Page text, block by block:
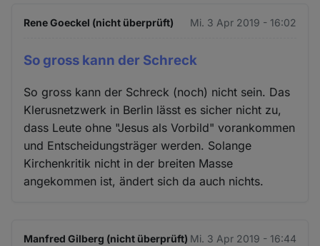
Rene Goeckel (nicht überprüft) Mi. 3 Apr 2019 - 16:02
So gross kann der Schreck
So gross kann der Schreck (noch) nicht sein. Das
Klerusnetzwerk in Berlin lässt es sicher nicht zu,
dass Leute ohne "Jesus als Vorbild" vorankommen
und Entscheidungsträger werden. Solange
Kirchenkritik nicht in der breiten Masse
angekommen ist, ändert sich da auch nichts.
Manfred Gilberg (nicht überprüft) Mi. 3 Apr 2019 - 16:44